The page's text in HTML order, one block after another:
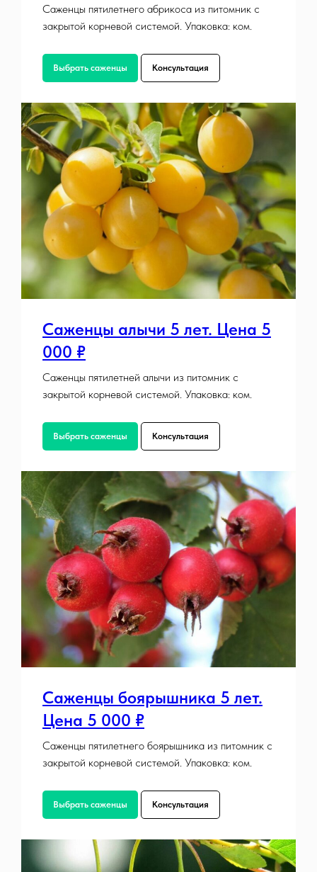
Саженцы пятилетнего абрикоса из питомник с
закрытой корневой системой. Упаковка: ком.
Выбрать саженцы Консультация
Саженцы алычи 5 лет. Цена 5
000 ₽
Саженцы пятилетней алычи из питомник с
закрытой корневой системой. Упаковка: ком.
Выбрать саженцы Консультация
Саженцы боярышника 5 лет.
Цена 5 000 ₽
Саженцы пятилетнего боярышника из питомник с
закрытой корневой системой. Упаковка: ком.
Выбрать саженцы Консультация